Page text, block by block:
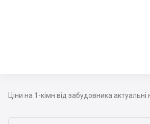
Ціни на 1-кімн від забудовника